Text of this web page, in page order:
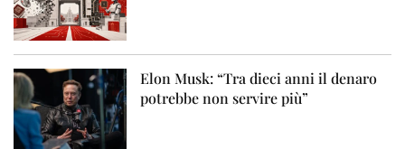
Elon Musk: “Tra dieci anni il denaro
potrebbe non servire più”